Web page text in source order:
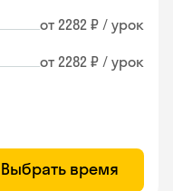
от 2282 ₽ / урок
от 2282 ₽ / урок
Выбрать время